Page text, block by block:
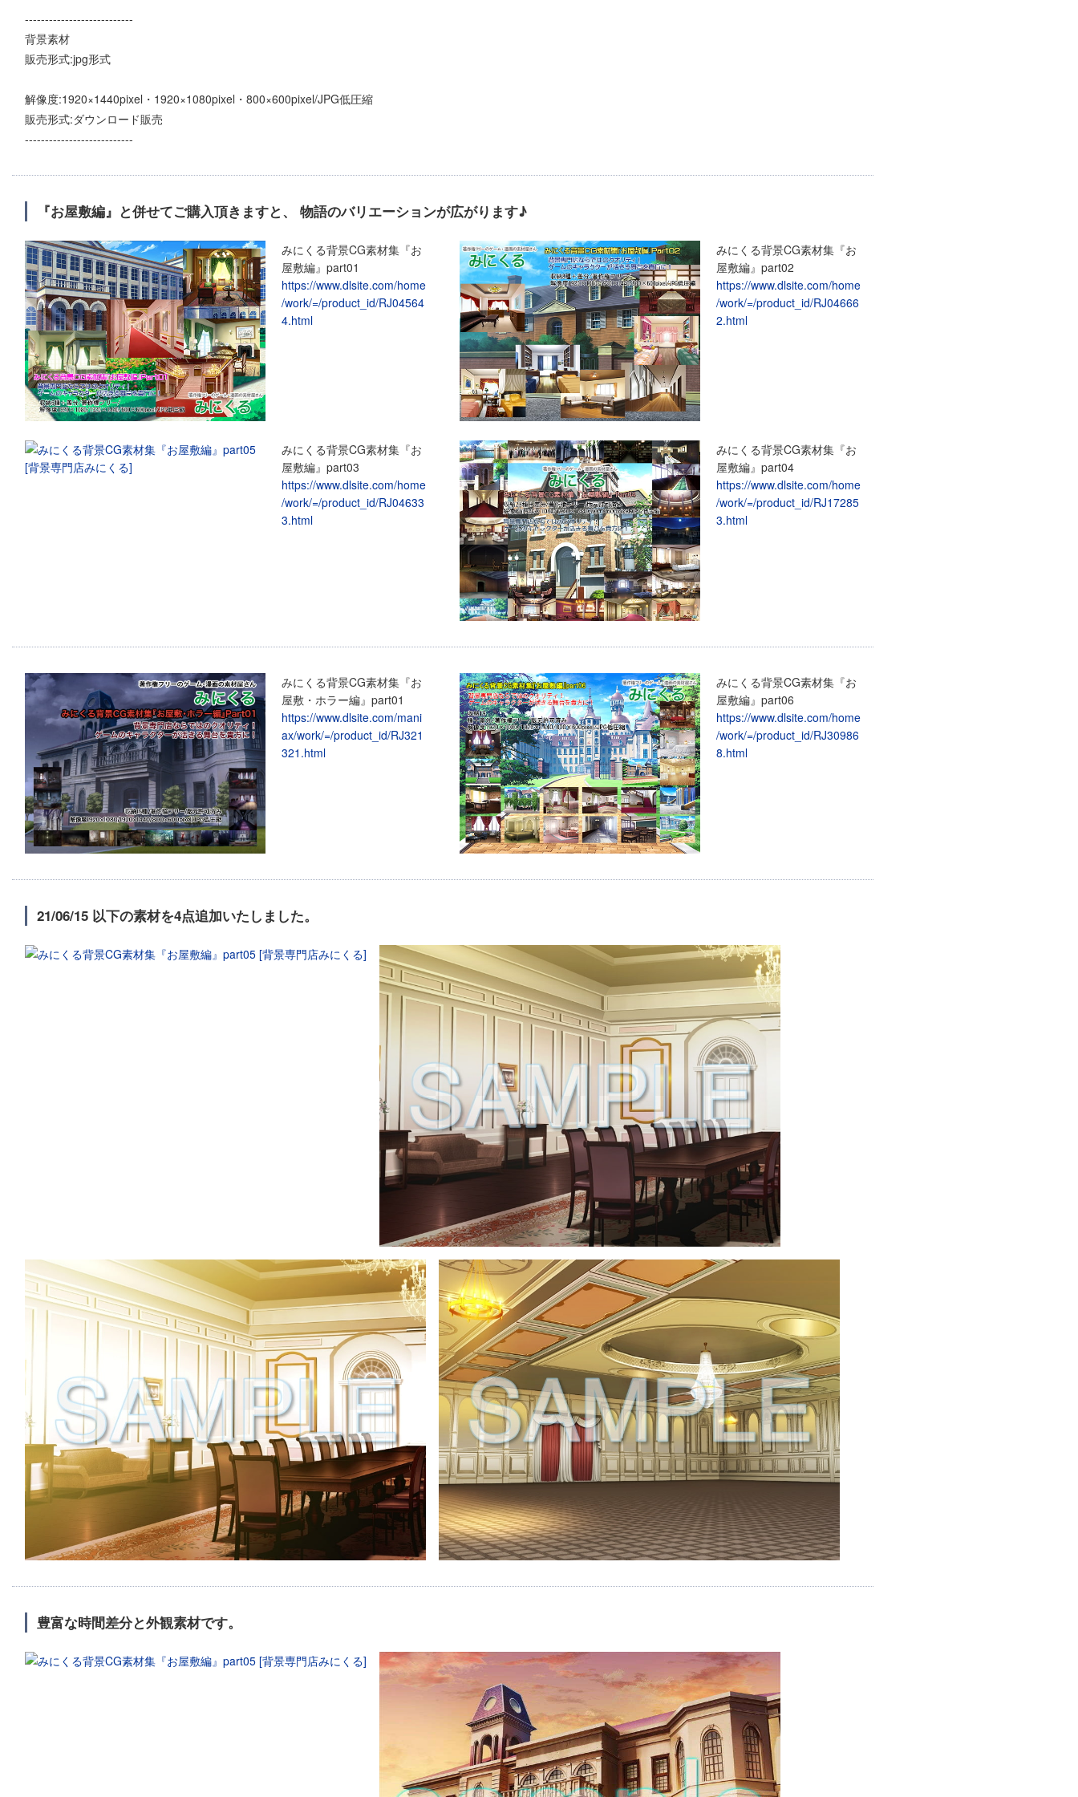
---------------------------
背景素材
販売形式:jpg形式
解像度:1920×1440pixel・1920×1080pixel・800×600pixel/JPG低圧縮
販売形式:ダウンロード販売
---------------------------
『お屋敷編』と併せてご購入頂きますと、 物語のバリエーションが広がります♪
みにくる背景CG素材集『お
屋敷編』part01
https://www.dlsite.com/home
/work/=/product_id/RJ04564
4.html
みにくる背景CG素材集『お
屋敷編』part02
https://www.dlsite.com/home
/work/=/product_id/RJ04666
2.html
みにくる背景CG素材集『お
屋敷編』part03
https://www.dlsite.com/home
/work/=/product_id/RJ04633
3.html
みにくる背景CG素材集『お
屋敷編』part04
https://www.dlsite.com/home
/work/=/product_id/RJ17285
3.html
みにくる背景CG素材集『お
屋敷・ホラー編』part01
https://www.dlsite.com/mani
ax/work/=/product_id/RJ321
321.html
みにくる背景CG素材集『お
屋敷編』part06
https://www.dlsite.com/home
/work/=/product_id/RJ30986
8.html
21/06/15 以下の素材を4点追加いたしました。
豊富な時間差分と外観素材です。